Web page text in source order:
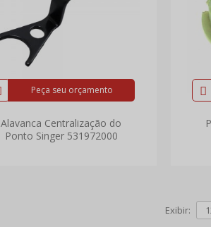
Peça seu orçamento
Alavanca Centralização do
Ponto Singer 531972000
Exibir: